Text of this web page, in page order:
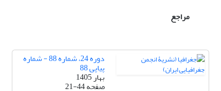
مراجع
دوره 24، شماره 88 - شماره
پیاپی 88
بهار 1405
صفحه21-44